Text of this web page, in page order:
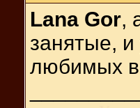
Lana Gor,
занятые,
любимых